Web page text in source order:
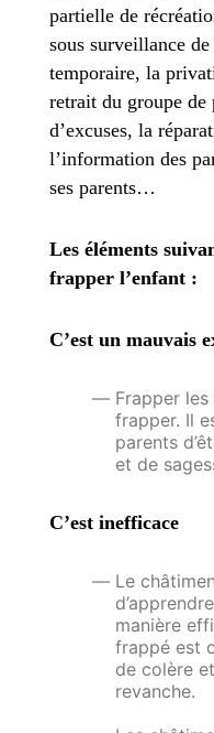
partielle de
sous surveillance
temporaire, la
retrait du groupe de
d’excuses, la
l’information des
ses parents…
Les éléments
frapper l’enfant :
C’est un mauvais
Frapper
frapper. Il
parents
et de
C’est inefficace
Le
manière
frappé est
de colère
revanche.